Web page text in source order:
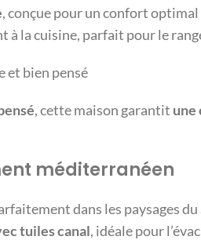
, conçue pour un confort optimal
à la cuisine, parfait pour le
et bien pensé
, cette maison garantit une
méditerranéen
dans les paysages du
tuiles canal, idéale pour